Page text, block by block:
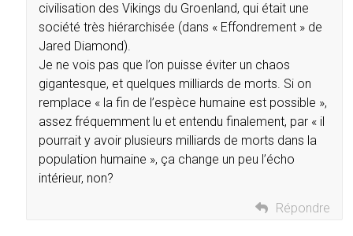
civilisation des Vikings du Groenland, qui était une
société très hiérarchisée (dans « Effondrement » de
Jared Diamond).
Je ne vois pas que l’on puisse éviter un chaos
gigantesque, et quelques milliards de morts. Si on
remplace « la fin de l’espèce humaine est possible »,
assez fréquemment lu et entendu finalement, par « il
pourrait y avoir plusieurs milliards de morts dans la
population humaine », ça change un peu l’écho
intérieur, non?
Répondre